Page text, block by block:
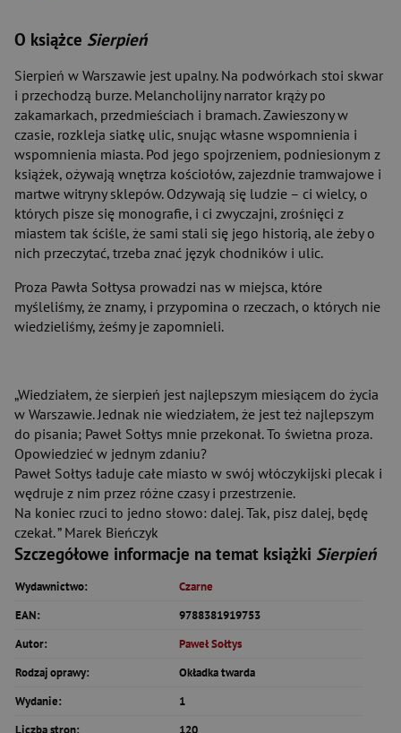
O książce Sierpień
Sierpień w Warszawie jest upalny. Na podwórkach stoi skwar
i przechodzą burze. Melancholijny narrator krąży po
zakamarkach, przedmieściach i bramach. Zawieszony w
czasie, rozkleja siatkę ulic, snując własne wspomnienia i
wspomnienia miasta. Pod jego spojrzeniem, podniesionym z
książek, ożywają wnętrza kościołów, zajezdnie tramwajowe i
martwe witryny sklepów. Odzywają się ludzie – ci wielcy, o
których pisze się monografie, i ci zwyczajni, zrośnięci z
miastem tak ściśle, że sami stali się jego historią, ale żeby o
nich przeczytać, trzeba znać język chodników i ulic.
Proza Pawła Sołtysa prowadzi nas w miejsca, które
myśleliśmy, że znamy, i przypomina o rzeczach, o których nie
wiedzieliśmy, żeśmy je zapomnieli.
„Wiedziałem, że sierpień jest najlepszym miesiącem do życia
w Warszawie. Jednak nie wiedziałem, że jest też najlepszym
do pisania; Paweł Sołtys mnie przekonał. To świetna proza.
Opowiedzieć w jednym zdaniu?
Paweł Sołtys ładuje całe miasto w swój włóczykijski plecak i
wędruje z nim przez różne czasy i przestrzenie.
Na koniec rzuci to jedno słowo: dalej. Tak, pisz dalej, będę
czekał. ” Marek Bieńczyk
Szczegółowe informacje na temat książki Sierpień
Wydawnictwo:
Czarne
EAN:
9788381919753
Autor:
Paweł Sołtys
Rodzaj oprawy:
Okładka twarda
Wydanie:
1
Liczba stron:
120